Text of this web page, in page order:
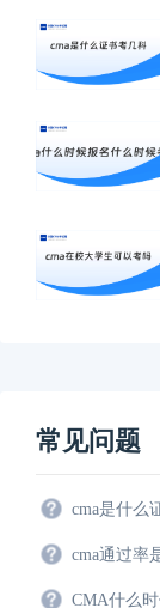
常见问题
cma是什么
cma通过率
CMA什么